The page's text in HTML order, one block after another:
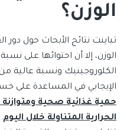
الوزن؟
تباينت نتائج الأبحاث حول
الوزن، إلا أن احتوائها على
الكلوروجينيك ونسبة عالية من
الإيجابي في المساعدة على
حمية غذائية صحية
الحرارية المتناولة خلال اليوم